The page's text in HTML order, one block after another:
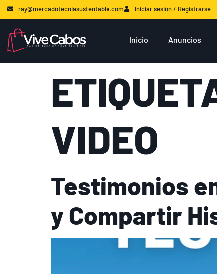
ray@mercadotecniasustentable.com Iniciar sesión / Registrarse
Inicio Anuncios
VIDEO
Testimonios
y Compartir